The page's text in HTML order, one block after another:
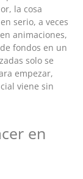
la cosa
serio, a veces
animaciones,
fondos en un
solo se
empezar,
viene sin
en